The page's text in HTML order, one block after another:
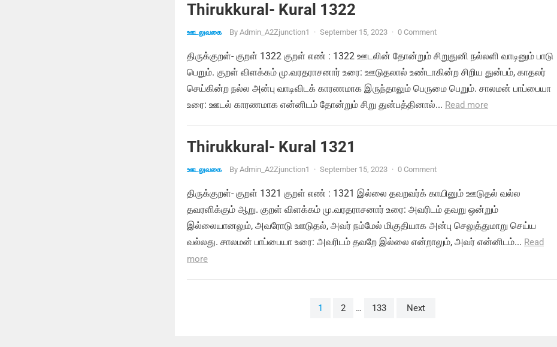
Thirukkural- Kural 1322
ஊடலுவகை By Admin_A2Zjunction1 · September 15, 2023 · 0 Comment
திருக்குறள்- குறள் 1322 குறள் எண் : 1322 ஊடலின் தோன்றும் சிறுதுனி நல்லளி வாடினும் பாடு
பெறும். குறள் விளக்கம் மு.வரதராசனார் உரை: ஊடுதலால் உண்டாகின்ற சிறிய துன்பம், காதலர்
செய்கின்ற நல்ல அன்பு வாடிவிடக் காரணமாக இருந்தாலும் பெருமை பெறும். சாலமன் பாப்பையா
உரை: ஊடல் காரணமாக என்னிடம் தோன்றும் சிறு துன்பத்தினால்... Read more
Thirukkural- Kural 1321
ஊடலுவகை By Admin_A2Zjunction1 · September 15, 2023 · 0 Comment
திருக்குறள்- குறள் 1321 குறள் எண் : 1321 இல்லை தவறவர்க் காயினும் ஊடுதல் வல்ல
தவரளிக்கும் ஆறு. குறள் விளக்கம் மு.வரதராசனார் உரை: அவரிடம் தவறு ஒன்றும்
இல்லையானலும், அவரோடு ஊடுதல், அவர் நம்மேல் மிகுதியாக அன்பு செலுத்துமாறு செய்ய
வல்லது. சாலமன் பாப்பையா உரை: அவரிடம் தவறே இல்லை என்றாலும், அவர் என்னிடம்... Read
more
1 2 … 133 Next